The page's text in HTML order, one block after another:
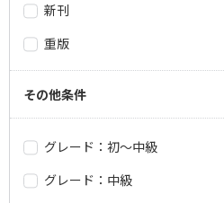
新刊
重版
その他条件
グレード：初～中級
グレード：中級